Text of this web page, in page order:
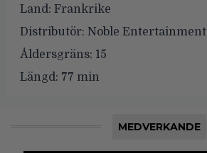
Land: Frankrike
Distributör: Noble Entertainment
Åldersgräns: 15
Längd: 77 min
MEDVERKANDE